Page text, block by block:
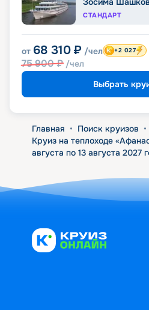
СТАНДАРТ
от 68 310 ₽ /чел
75 900₽ /чел
+2 027
Выбрать
Главная • Поиск круизов •
Круиз на теплоходе
августа по 13 августа 2027